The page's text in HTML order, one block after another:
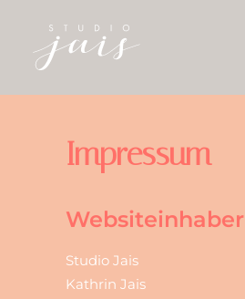
ILLUSTRATIONEN
AQUARELLE
KONTAKT
Impressum
Websiteinhaber
Studio Jais
Kathrin Jais